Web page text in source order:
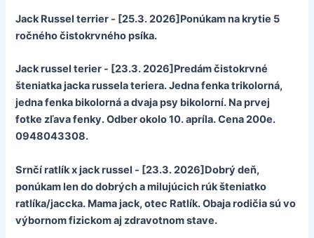
Jack Russel terrier - [25.3. 2026]Ponúkam na krytie 5
ročného čistokrvného psíka.
Jack russel terier - [23.3. 2026]Predám čistokrvné
šteniatka jacka russela teriera. Jedna fenka trikolorná,
jedna fenka bikolorná a dvaja psy bikolorní. Na prvej
fotke zľava fenky. Odber okolo 10. apríla. Cena 200e.
0948043308.
Srnčí ratlík x jack russel - [23.3. 2026]Dobrý deň,
ponúkam len do dobrých a milujúcich rúk šteniatko
ratlíka/jaccka. Mama jack, otec Ratlík. Obaja rodičia sú vo
výbornom fizickom aj zdravotnom stave.